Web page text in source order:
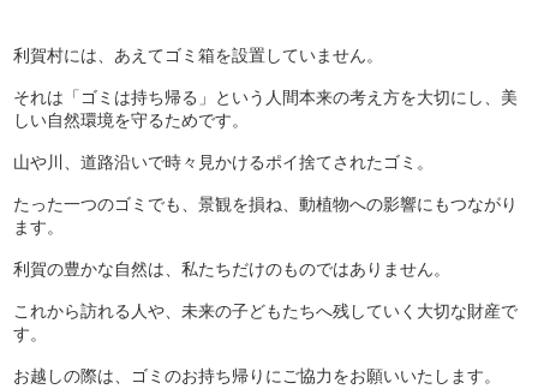
利賀村には、あえてゴミ箱を設置していません。
それは「ゴミは持ち帰る」という人間本来の考え方を大切にし、美
しい自然環境を守るためです。
山や川、道路沿いで時々見かけるポイ捨てされたゴミ。
たった一つのゴミでも、景観を損ね、動植物への影響にもつながり
ます。
利賀の豊かな自然は、私たちだけのものではありません。
これから訪れる人や、未来の子どもたちへ残していく大切な財産で
す。
お越しの際は、ゴミのお持ち帰りにご協力をお願いいたします。